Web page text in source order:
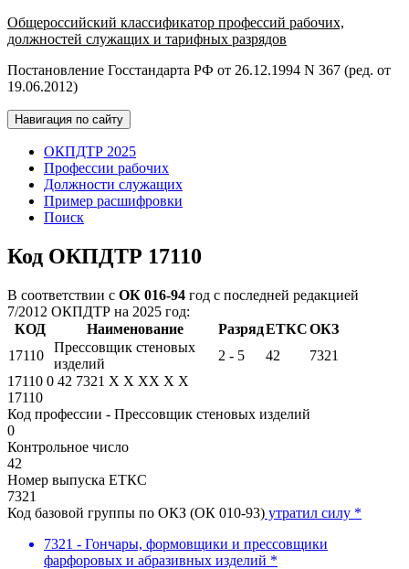
Общероссийский классификатор профессий рабочих,
должностей служащих и тарифных разрядов
Постановление Госстандарта РФ от 26.12.1994 N 367 (ред. от
19.06.2012)
Навигация по сайту
ОКПДТР 2025
Профессии рабочих
Должности служащих
Пример расшифровки
Поиск
Код ОКПДТР 17110
В соответствии с ОК 016-94 год с последней редакцией
7/2012 ОКПДТР на 2025 год:
КОД
Наименование РазрядЕТКСОКЗ
17110
Прессовщик стеновых
изделий
2 - 5 42
7321
17110 0 42 7321 X X XX X X
17110
Код профессии - Прессовщик стеновых изделий
0
Контрольное число
42
Номер выпуска ЕТКС
7321
Код базовой группы по ОКЗ (ОК 010-93) утратил силу *
7321 - Гончары, формовщики и прессовщики
фарфоровых и абразивных изделий *